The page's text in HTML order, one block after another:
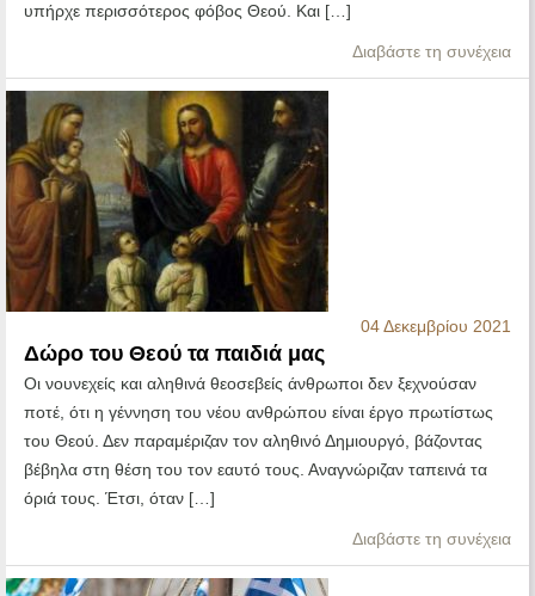
υπήρχε περισσότερος φόβος Θεού. Και […]
Διαβάστε τη συνέχεια
04 Δεκεμβρίου 2021
Δώρο του Θεού τα παιδιά μας
Οι νουνεχείς και αληθινά θεοσεβείς άνθρωποι δεν ξεχνούσαν
ποτέ, ότι η γέννηση του νέου ανθρώπου είναι έργο πρωτίστως
του Θεού. Δεν παραμέριζαν τον αληθινό Δημιουργό, βάζοντας
βέβηλα στη θέση του τον εαυτό τους. Αναγνώριζαν ταπεινά τα
όριά τους. Έτσι, όταν […]
Διαβάστε τη συνέχεια